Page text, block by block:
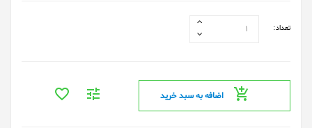
تعداد:
اضافه به سبد خرید